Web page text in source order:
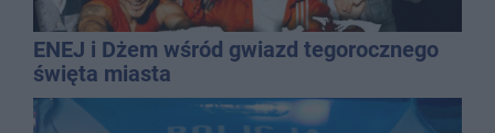
ENEJ i Dżem wśród gwiazd tegorocznego
święta miasta